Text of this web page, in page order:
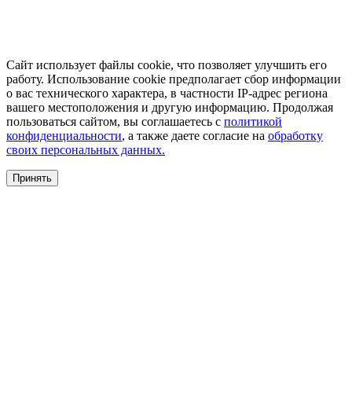
Сайт использует файлы cookie, что позволяет улучшить его
работу. Использование cookie предполагает сбор информации
о вас технического характера, в частности IP-адрес региона
вашего местоположения и другую информацию. Продолжая
пользоваться сайтом, вы соглашаетесь с политикой
конфиденциальности, а также даете согласие на обработку
своих персональных данных.
Принять